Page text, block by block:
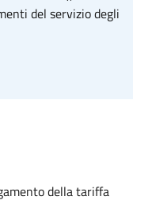
del servizio degli
della tariffa